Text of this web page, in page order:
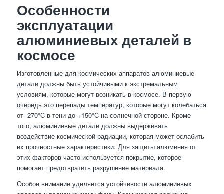
Особенности
эксплуатации
алюминиевых деталей в
космосе
Изготовленные для космических аппаратов алюминиевые
детали должны быть устойчивыми к экстремальным
условиям, которые могут возникать в космосе. В первую
очередь это перепады температур, которые могут колебаться
от -270°C в тени до +150°C на солнечной стороне. Кроме
того, алюминиевые детали должны выдерживать
воздействие космической радиации, которая может ослабить
их прочностные характеристики. Для защиты алюминия от
этих факторов часто используется покрытие, которое
помогает предотвратить разрушение материала.
Особое внимание уделяется устойчивости алюминиевых